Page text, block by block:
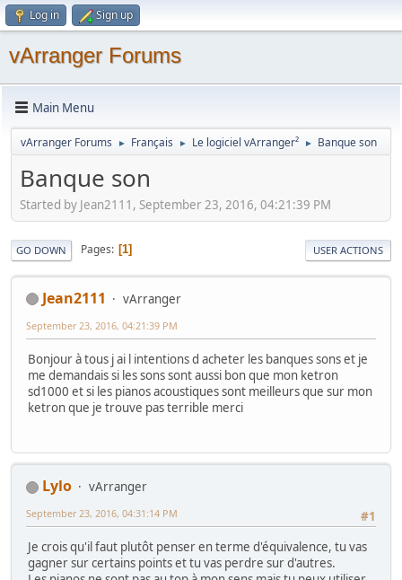
Log in Sign up
vArranger Forums
Main Menu
vArranger Forums ► Français ► Le logiciel vArranger² ► Banque son
Banque son
Started by Jean2111, September 23, 2016, 04:21:39 PM
GO DOWN Pages 1 USER ACTIONS
Jean2111 vArranger
September 23, 2016, 04:21:39 PM
Bonjour à tous j ai l intentions d acheter les banques sons et je
me demandais si les sons sont aussi bon que mon ketron
sd1000 et si les pianos acoustiques sont meilleurs que sur mon
ketron que je trouve pas terrible merci
Lylo
vArranger
#1
September 23, 2016, 04:31:14 PM
Je crois qu'il faut plutôt penser en terme d'équivalence, tu vas
gagner sur certains points et tu vas perdre sur d'autres.